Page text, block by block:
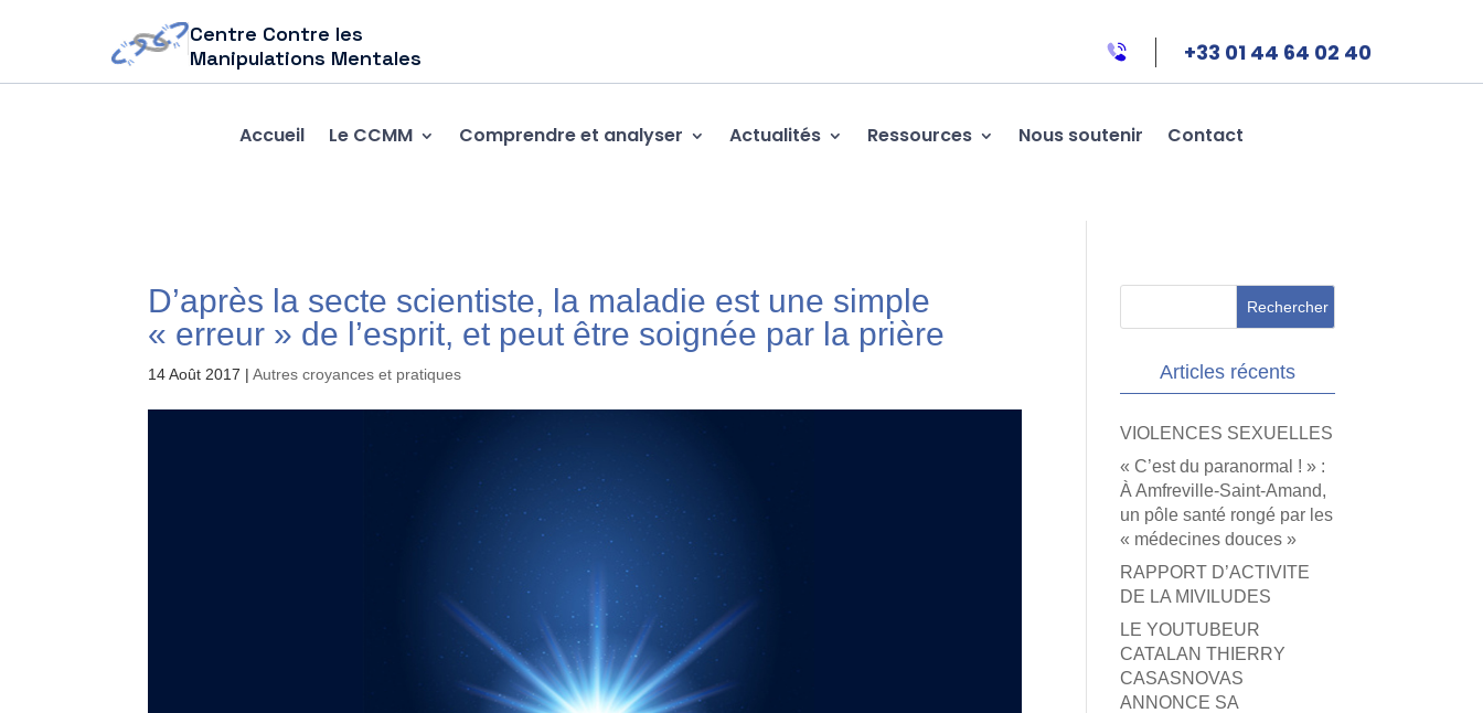
Centre Contre les
Manipulations Mentales
+33 01 44 64 02 40
Accueil Le CCMM Comprendre et analyser Actualités Ressources Nous soutenir Contact
D’après la secte scien­tiste, la mala­die est une simple
« erreur » de l’es­prit, et peut être soignée par la prière
14 Août 2017 |Autres croyances et pratiques Articles récents
VIOLENCES SEXUELLES
« C’est du paranormal ! » :
À Amfreville-Saint-Amand,
un pôle santé rongé par les
« médecines douces »
RAPPORT D’ACTIVITE
DE LA MIVILUDES
LE YOUTUBEUR
CATALAN THIERRY
CASASNOVAS
ANNONCE SA